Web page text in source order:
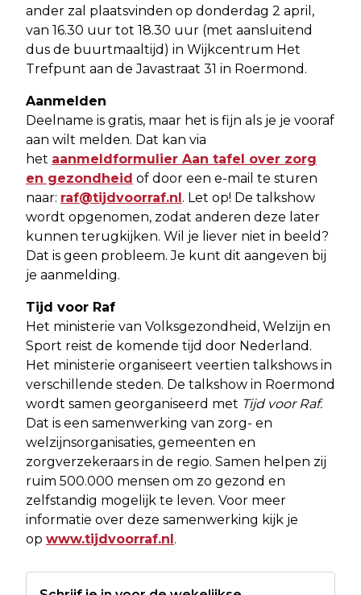
ander zal plaatsvinden op donderdag 2 april,
van 16.30 uur tot 18.30 uur (met aansluitend
dus de buurtmaaltijd) in Wijkcentrum Het
Trefpunt aan de Javastraat 31 in Roermond.
Aanmelden
Deelname is gratis, maar het is fijn als je je vooraf
aan wilt melden. Dat kan via
het aanmeldformulier Aan tafel over zorg
en gezondheid of door een e-mail te sturen
naar: raf@tijdvoorraf.nl. Let op! De talkshow
wordt opgenomen, zodat anderen deze later
kunnen terugkijken. Wil je liever niet in beeld?
Dat is geen probleem. Je kunt dit aangeven bij
je aanmelding.
Tijd voor Raf
Het ministerie van Volksgezondheid, Welzijn en
Sport reist de komende tijd door Nederland.
Het ministerie organiseert veertien talkshows in
verschillende steden. De talkshow in Roermond
wordt samen georganiseerd met Tijd voor Raf.
Dat is een samenwerking van zorg- en
welzijnsorganisaties, gemeenten en
zorgverzekeraars in de regio. Samen helpen zij
ruim 500.000 mensen om zo gezond en
zelfstandig mogelijk te leven. Voor meer
informatie over deze samenwerking kijk je
op www.tijdvoorraf.nl.